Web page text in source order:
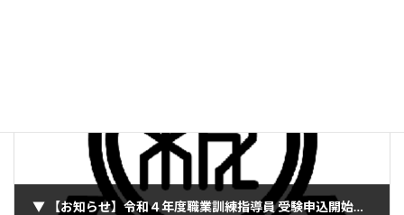
▼ 【お知らせ】令和４年度職業訓練指導員 受験申込開始（2022.07.12～8.15）